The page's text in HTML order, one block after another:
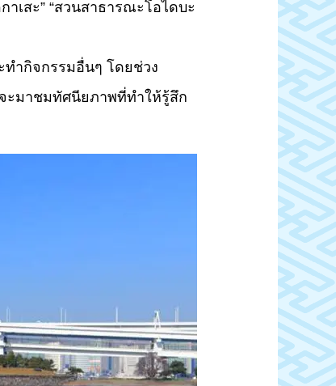
เสะ” “สวนสาธารณะโอไดบะ
ทำกิจกรรมอื่นๆ โดยช่วง
ะมาชมทัศนียภาพที่ทำให้รู้สึก